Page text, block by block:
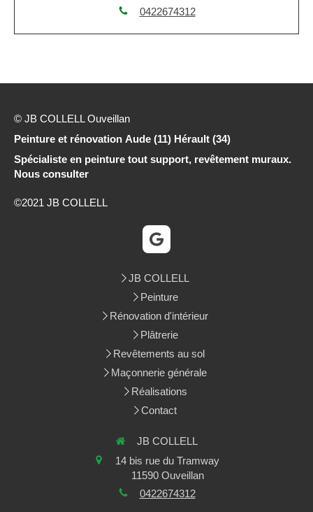
0422674312
© JB COLLELL Ouveillan
Peinture et rénovation Aude (11) Hérault (34)
Spécialiste en peinture tout support, revêtement muraux.
Nous consulter
©2021 JB COLLELL
JB COLLELL
Peinture
Rénovation d'intérieur
Plâtrerie
Revêtements au sol
Maçonnerie générale
Réalisations
Contact
JB COLLELL
14 bis rue du Tramway
11590 Ouveillan
0422674312